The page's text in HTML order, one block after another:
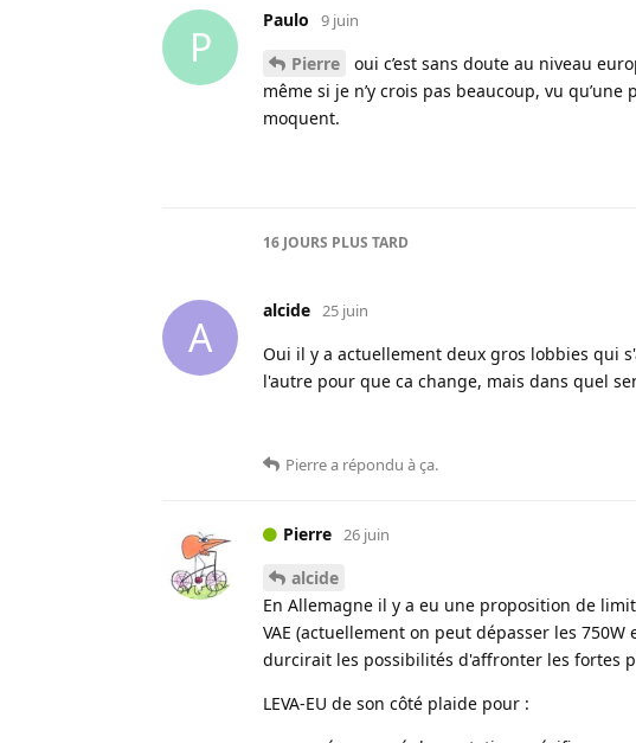
P
Paulo 9 juin
Pierre
oui c’est sans doute au niveau
même si je n’y crois pas beaucoup, vu
moquent.
16 JOURS PLUS TARD
A
alcide 25 juin
Oui il y a actuellement deux gros lobbies qui
l'autre pour que ca change, mais dans quel
Pierrea répondu à ça.
Pierre 26 juin
alcide
En Allemagne il y a eu une proposition de
VAE (actuellement on peut dépasser les
durcirait les possibilités d'affronter les fortes
LEVA-EU de son côté plaide pour :